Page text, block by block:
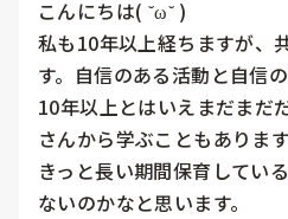
こんにちは( ˘ω˘ )
私も10年以上経ちますが、
す。自信のある活動と自信
10年以上とはいえまだまだ
さんから学ぶこともあります
きっと長い期間保育してい
ないのかなと思います。